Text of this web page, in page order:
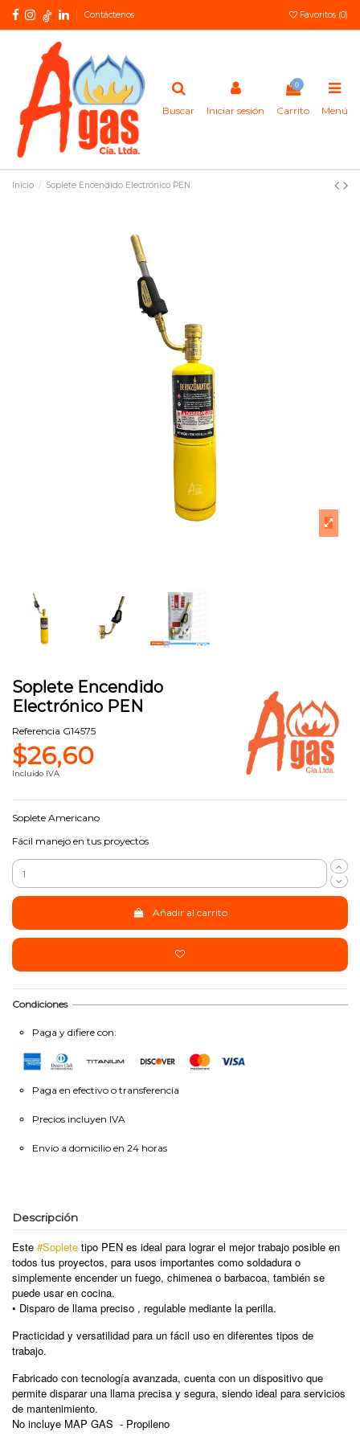
Contáctenos Favoritos (0)
Buscar Iniciar sesión
0
Carrito Menú
Inicio Soplete Encendido Electrónico PEN
Soplete Encendido
Electrónico PEN
Referencia G14575
$26,60
Incluido IVA
Soplete Americano
Fácil manejo en tus proyectos
Añadir al carrito
Condiciones
Paga y difiere con:
Paga en efectivo o transferencia
Precios incluyen IVA
Envío a domicilio en 24 horas
Descripción
Este #Soplete tipo PEN es ideal para lograr el mejor trabajo posible en
todos tus proyectos, para usos importantes como soldadura o
simplemente encender un fuego, chimenea o barbacoa, también se
puede usar en cocina.
• Disparo de llama preciso , regulable mediante la perilla.
Practicidad y versatilidad para un fácil uso en diferentes tipos de
trabajo.
Fabricado con tecnología avanzada, cuenta con un dispositivo que
permite disparar una llama precisa y segura, siendo ideal para servicios
de mantenimiento.
No incluye MAP GAS - Propileno